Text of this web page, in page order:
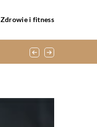
Zdrowie i fitness